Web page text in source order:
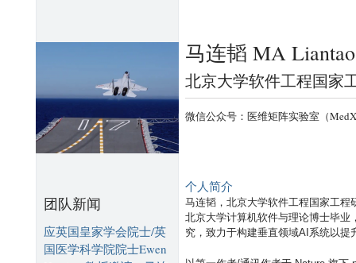
到
页
面
的
容
部
分
马连韬 MA Liantao
北京大学软件工程国家
微信公众号：医维矩阵实验室（
个人简介
马连韬，北京大学软件工程国家工
北京大学计算机软件与理论博士毕
究，致力于构建垂直领域AI系统以
团队新闻
应英国皇家学会院士/英
国医学科学院院士Ewen